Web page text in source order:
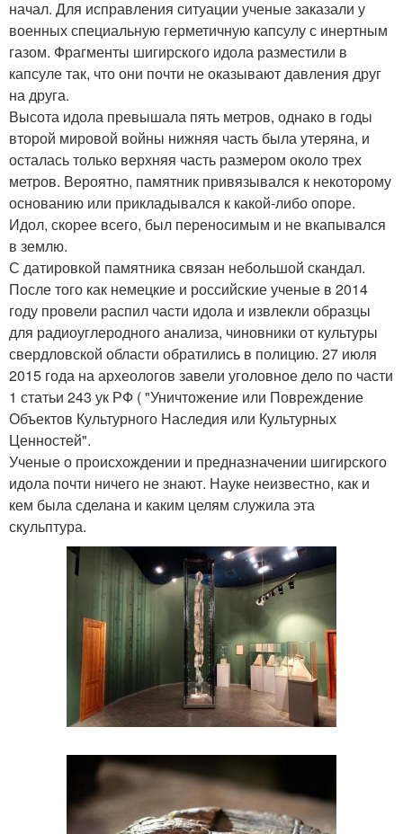
начал. Для исправления ситуации ученые заказали у
военных специальную герметичную капсулу с инертным
газом. Фрагменты шигирского идола разместили в
капсуле так, что они почти не оказывают давления друг
на друга.
Высота идола превышала пять метров, однако в годы
второй мировой войны нижняя часть была утеряна, и
осталась только верхняя часть размером около трех
метров. Вероятно, памятник привязывался к некоторому
основанию или прикладывался к какой-либо опоре.
Идол, скорее всего, был переносимым и не вкапывался
в землю.
С датировкой памятника связан небольшой скандал.
После того как немецкие и российские ученые в 2014
году провели распил части идола и извлекли образцы
для радиоуглеродного анализа, чиновники от культуры
свердловской области обратились в полицию. 27 июля
2015 года на археологов завели уголовное дело по части
1 статьи 243 ук РФ ( "Уничтожение или Повреждение
Объектов Культурного Наследия или Культурных
Ценностей".
Ученые о происхождении и предназначении шигирского
идола почти ничего не знают. Науке неизвестно, как и
кем была сделана и каким целям служила эта
скульптура.